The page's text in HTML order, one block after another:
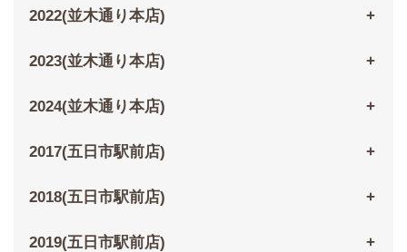
2022(並木通り本店)
2023(並木通り本店)
2024(並木通り本店)
2017(五日市駅前店)
2018(五日市駅前店)
2019(五日市駅前店)